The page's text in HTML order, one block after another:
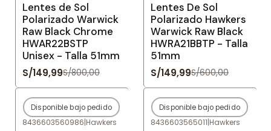
Lentes de Sol
Polarizado Warwick
Raw Black Chrome
HWAR22BSTP
Unisex - Talla 51mm
S/149,99S/800,00
Lentes De Sol
Polarizado Hawkers
Warwick Raw Black
HWRA21BBTP - Talla
51mm
S/149,99S/600,00
-80%OFF
Agotado
Disponible bajo pedido
8436603560986|Hawkers
-80%OFF
Agotado
Disponible bajo pedido
8436603565011|Hawkers